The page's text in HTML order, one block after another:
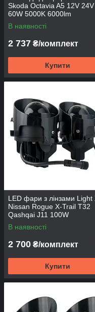
Skoda Octavia A5 12V 24V
60W 5000K 6000lm
протитуманні
В наявності
2 737 ₴/комплект
Купити
LED фари з лінзами Light
Nissan Rogue X-Trail T32
Qashqai J11 100W
протитуманне кріплення 2
вуха
В наявності
2 700 ₴/комплект
Купити